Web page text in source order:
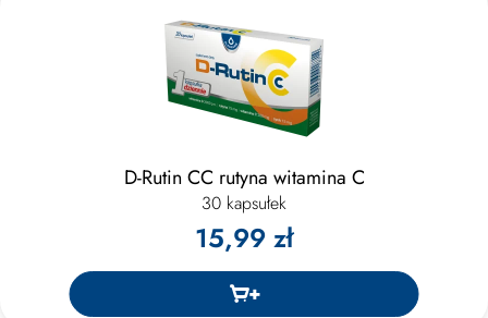
D-Rutin CC rutyna witamina C
30 kapsułek
15,99 zł